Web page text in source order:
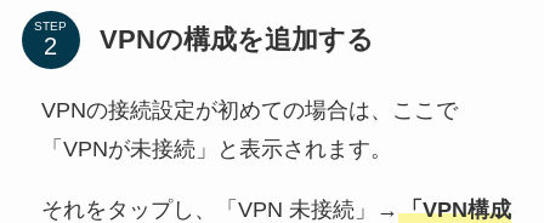
STEP VPNの構成を追加する
VPNの接続設定が初めての場合は、ここで
「VPNが未接続」と表示されます。
それをタップし、「VPN 未接続」→ 「VPN構成